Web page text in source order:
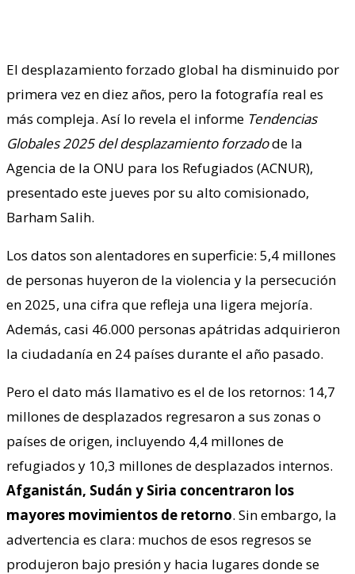
El desplazamiento forzado global ha disminuido por
primera vez en diez años, pero la fotografía real es
más compleja. Así lo revela el informe Tendencias
Globales 2025 del desplazamiento forzadode la
Agencia de la ONU para los Refugiados (ACNUR),
presentado este jueves por su alto comisionado,
Barham Salih.
Los datos son alentadores en superficie: 5,4 millones
de personas huyeron de la violencia y la persecución
en 2025, una cifra que refleja una ligera mejoría.
Además, casi 46.000 personas apátridas adquirieron
la ciudadanía en 24 países durante el año pasado.
Pero el dato más llamativo es el de los retornos: 14,7
millones de desplazados regresaron a sus zonas o
países de origen, incluyendo 4,4 millones de
refugiados y 10,3 millones de desplazados internos.
Afganistán, Sudán y Siria concentraron los
mayores movimientos de retorno. Sin embargo, la
advertencia es clara: muchos de esos regresos se
produjeron bajo presión y hacia lugares donde se